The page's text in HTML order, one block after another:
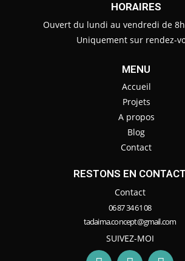
HORAIRES
Ouvert du lundi au vendredi de
Uniquement sur rendez-
MENU
Accueil
Projets
A propos
Blog
Contact
RESTONS EN CONTACT
Contact
06 87 34 61 08
tadaima.concept@gmail.com
SUIVEZ-MOI